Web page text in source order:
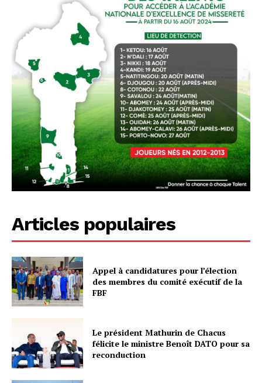
Articles populaires
Appel à candidatures pour l’élection
des membres du comité exécutif de la
FBF
Le président Mathurin de Chacus
félicite le ministre Benoît DATO pour sa
reconduction